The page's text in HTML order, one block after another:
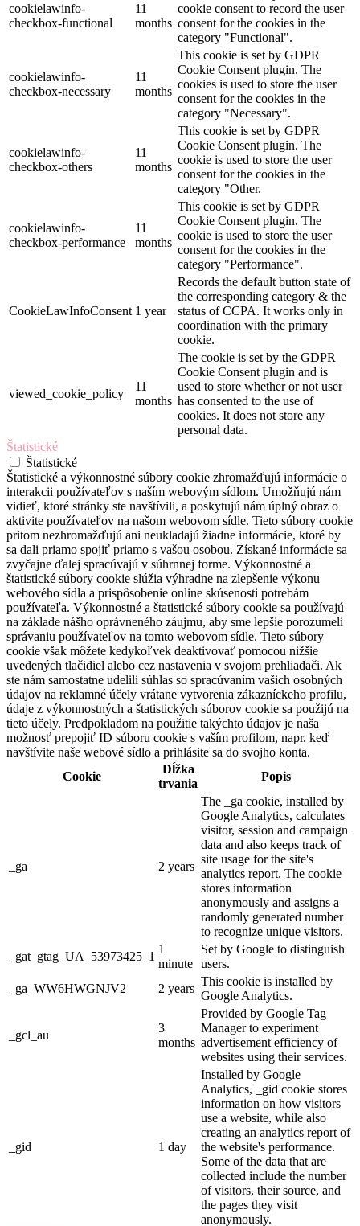
cookielawinfo-
checkbox-functional
11
months
cookie consent to record the user
consent for the cookies in the
category "Functional".
cookielawinfo-
checkbox-necessary
11
months
This cookie is set by GDPR
Cookie Consent plugin. The
cookies is used to store the user
consent for the cookies in the
category "Necessary".
cookielawinfo-
checkbox-others
11
months
This cookie is set by GDPR
Cookie Consent plugin. The
cookie is used to store the user
consent for the cookies in the
category "Other.
cookielawinfo-
checkbox-performance
11
months
This cookie is set by GDPR
Cookie Consent plugin. The
cookie is used to store the user
consent for the cookies in the
category "Performance".
CookieLawInfoConsent 1 year
Records the default button state of
the corresponding category & the
status of CCPA. It works only in
coordination with the primary
cookie.
viewed_cookie_policy
11
months
The cookie is set by the GDPR
Cookie Consent plugin and is
used to store whether or not user
has consented to the use of
cookies. It does not store any
personal data.
Štatistické
Štatistické
Štatistické a výkonnostné súbory cookie zhromažďujú informácie o
interakcii používateľov s naším webovým sídlom. Umožňujú nám
vidieť, ktoré stránky ste navštívili, a poskytujú nám úplný obraz o
aktivite používateľov na našom webovom sídle. Tieto súbory cookie
pritom nezhromažďujú ani neukladajú žiadne informácie, ktoré by
sa dali priamo spojiť priamo s vašou osobou. Získané informácie sa
zvyčajne ďalej spracúvajú v súhrnnej forme. Výkonnostné a
štatistické súbory cookie slúžia výhradne na zlepšenie výkonu
webového sídla a prispôsobenie online skúsenosti potrebám
používateľa. Výkonnostné a štatistické súbory cookie sa používajú
na základe nášho oprávneného záujmu, aby sme lepšie porozumeli
správaniu používateľov na tomto webovom sídle. Tieto súbory
cookie však môžete kedykoľvek deaktivovať pomocou nižšie
uvedených tlačidiel alebo cez nastavenia v svojom prehliadači. Ak
ste nám samostatne udelili súhlas so spracúvaním vašich osobných
údajov na reklamné účely vrátane vytvorenia zákazníckeho profilu,
údaje z výkonnostných a štatistických súborov cookie sa použijú na
tieto účely. Predpokladom na použitie takýchto údajov je naša
možnosť prepojiť ID súboru cookie s vaším profilom, napr. keď
navštívite naše webové sídlo a prihlásite sa do svojho konta.
Cookie
Dĺžka
trvania
Popis
_ga 2 years
The _ga cookie, installed by
Google Analytics, calculates
visitor, session and campaign
data and also keeps track of
site usage for the site's
analytics report. The cookie
stores information
anonymously and assigns a
randomly generated number
to recognize unique visitors.
_gat_gtag_UA_53973425_1
1
minute
Set by Google to distinguish
users.
_ga_WW6HWGNJV2
2 years
This cookie is installed by
Google Analytics.
_gcl_au
3
months
Provided by Google Tag
Manager to experiment
advertisement efficiency of
websites using their services.
_gid 1 day
Installed by Google
Analytics, _gid cookie stores
information on how visitors
use a website, while also
creating an analytics report of
the website's performance.
Some of the data that are
collected include the number
of visitors, their source, and
the pages they visit
anonymously.